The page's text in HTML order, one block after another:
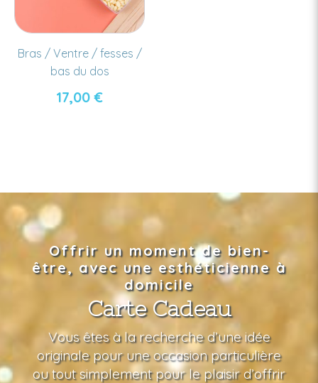
Bras / Ventre / fesses /
bas du dos
17,00€
Offrir un moment de bien-
être, avec une esthéticienne à
domicile
Carte Cadeau
Vous êtes à la recherche d’une idée
originale pour une occasion particulière
ou tout simplement pour le plaisir d’offrir